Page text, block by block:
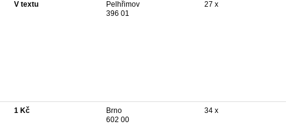
V textu
Pelhřimov
396 01
27 x
1 Kč
Brno
602 00
34 x